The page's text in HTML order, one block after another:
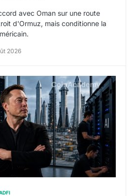
avec Oman sur une route
d'Ormuz, mais conditionne la
2026
7,8 milliards de dollars de